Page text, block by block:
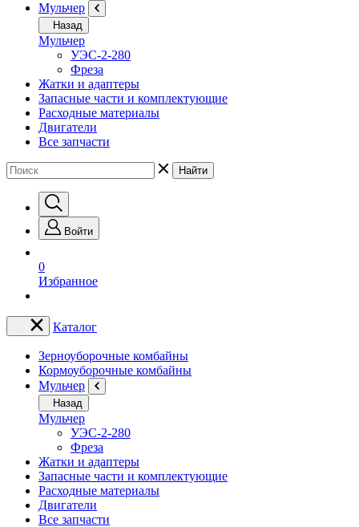
Мульчер
Назад
Мульчер
УЭС-2-280
Фреза
Жатки и адаптеры
Запасные части и комплектующие
Расходные материалы
Двигатели
Все запчасти
Найти
Войти
0
Избранное
Каталог
Зерноуборочные комбайны
Кормоуборочные комбайны
Мульчер
Назад
Мульчер
УЭС-2-280
Фреза
Жатки и адаптеры
Запасные части и комплектующие
Расходные материалы
Двигатели
Все запчасти